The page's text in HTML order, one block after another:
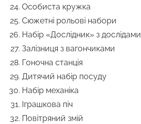
Особиста кружка
Сюжетні рольові набори
Набір «Дослідник» з дослідами
Залізниця з вагончиками
Гоночна станція
Дитячий набір посуду
Набір механіка
Іграшкова піч
Повітряний змій